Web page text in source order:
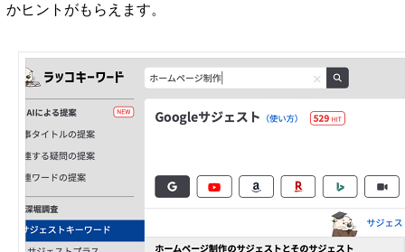
かヒントがもらえます。